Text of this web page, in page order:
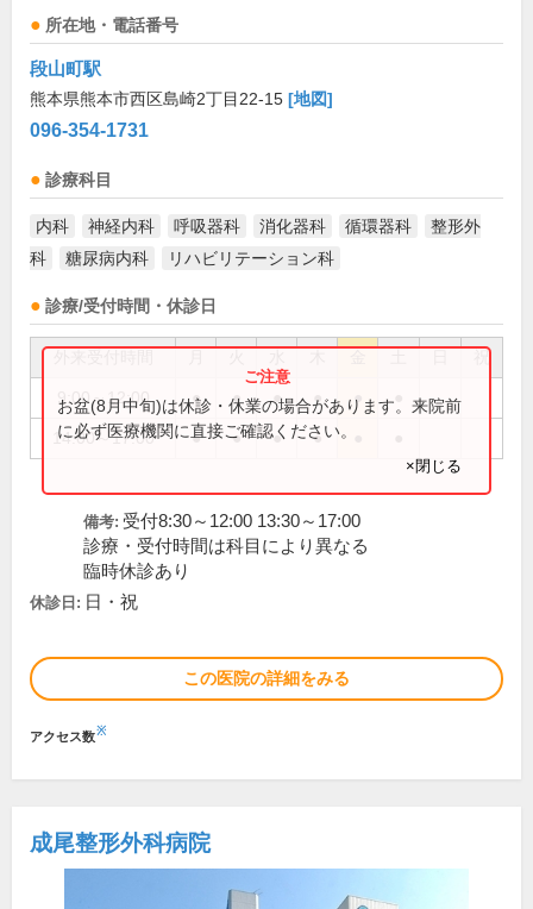
所在地・電話番号
段山町駅
熊本県熊本市西区島崎2丁目22-15 [地図]
096-354-1731
診療科目
内科 神経内科 呼吸器科 消化器科 循環器科
整形外
科
糖尿病内科 リハビリテーション科
診療/受付時間・休診日
祝
9:00～12:00 ● ● ● ● ●
14:00～17:00 ● ● ● ●
お盆(8月中旬)は休診・休業の場合があります。来院前
に必ず医療機関に直接ご確認ください。
×閉じる
備考: 受付8:30～12:00 13:30～17:00
診療・受付時間は科目により異なる
臨時休診あり
休診日: 日・祝
この医院の詳細をみる
アクセス数※
成尾整形外科病院